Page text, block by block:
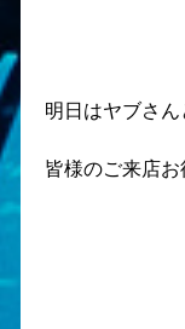
明日はヤブさん
皆様のご来店